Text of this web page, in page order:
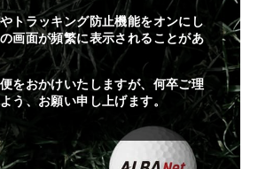
トラッキング防止機能をオンにし
画面が頻繁に表示されることがあ
をおかけいたしますが、何卒ご理
う、お願い申し上げます。